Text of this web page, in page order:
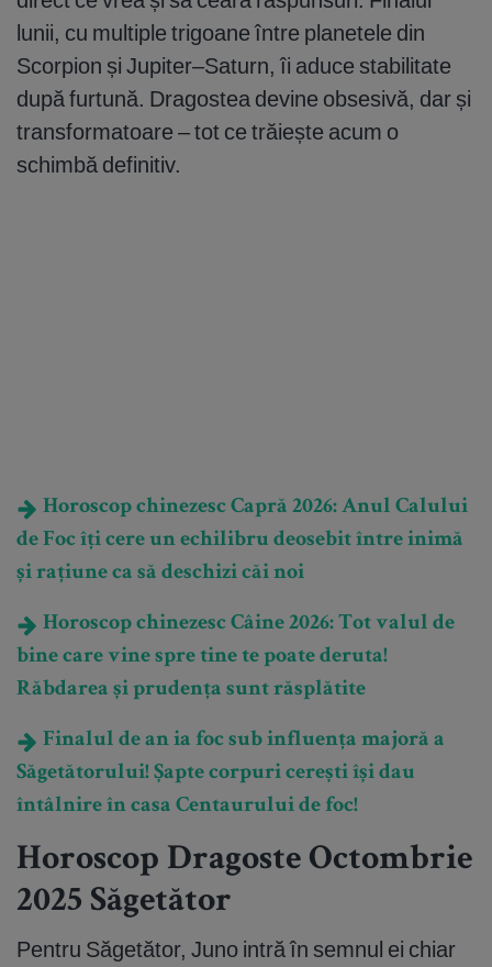
lunii, cu multiple trigoane între planetele din
Scorpion și Jupiter–Saturn, îi aduce stabilitate
după furtună. Dragostea devine obsesivă, dar și
transformatoare – tot ce trăiește acum o
schimbă definitiv.
Horoscop chinezesc Capră 2026: Anul Calului
de Foc îți cere un echilibru deosebit între inimă
și rațiune ca să deschizi căi noi
Horoscop chinezesc Câine 2026: Tot valul de
bine care vine spre tine te poate deruta!
Răbdarea și prudența sunt răsplătite
Finalul de an ia foc sub influența majoră a
Săgetătorului! Șapte corpuri cerești își dau
întâlnire în casa Centaurului de foc!
Horoscop Dragoste Octombrie
2025 Săgetător
Pentru Săgetător, Juno intră în semnul ei chiar